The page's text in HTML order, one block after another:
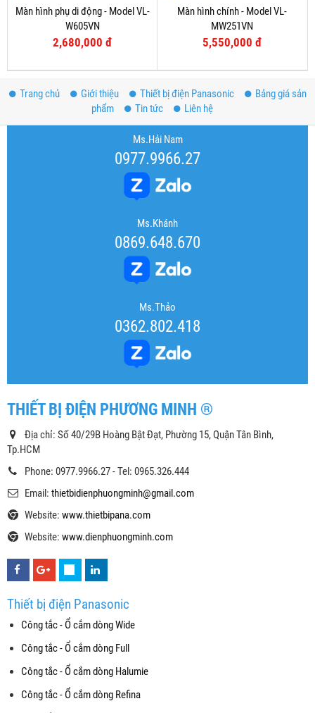
Màn hình phụ di động - Model VL-
W605VN
2,680,000 đ
Màn hình chính - Model VL-
MW251VN
5,550,000 đ
Trang chủ Giới thiệu Thiết bị điện Panasonic
Bảng giá sản
phẩm
Tin tức Liên hệ
Ms.Hải Nam
0977.9966.27
Ms.Khánh
0869.648.670
Ms.Thảo
0362.802.418
THIẾT BỊ ĐIỆN PHƯƠNG MINH ®
Địa chỉ: Số 40/29B Hoàng Bật Đạt, Phường 15, Quận Tân Bình,
Tp.HCM
Phone: 0977.9966.27 - Tel: 0965.326.444
Email: thietbidienphuongminh@gmail.com
Website: www.thietbipana.com
Website: www.dienphuongminh.com
Thiết bị điện Panasonic
Công tắc - Ổ cắm dòng Wide
Công tắc - Ổ cắm dòng Full
Công tắc - Ổ cắm dòng Halumie
Công tắc - Ổ cắm dòng Refina